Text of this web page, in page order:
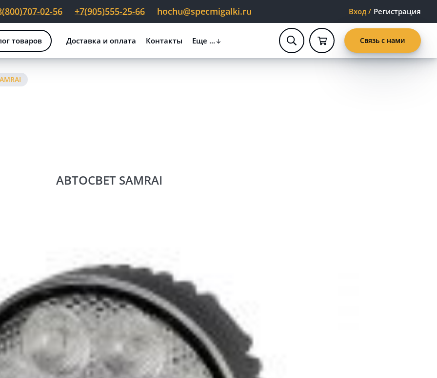
02-56 +7(905)555-25-66 hochu@specmigalki.ru Вход / Регистрация
товаров Доставка и оплата Контакты Еще ... Связь с нами
АВТОСВЕТ SAMRAI